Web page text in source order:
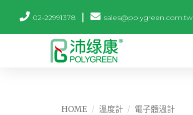
02-22991378 sales@polygreen.com.tw
HOME / 溫度計 / 電子體溫計